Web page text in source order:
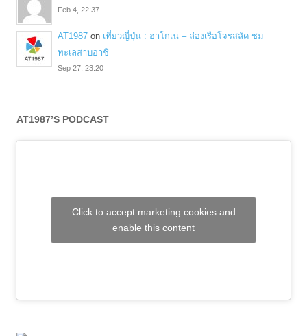
Feb 4, 22:37
AT1987 on เที่ยวญี่ปุ่น : ฮาโกเน่ – ล่องเรือโจรสลัด ชม
ทะเลสาบอาชิ
Sep 27, 23:20
AT1987’S PODCAST
Click to accept marketing cookies and
enable this content